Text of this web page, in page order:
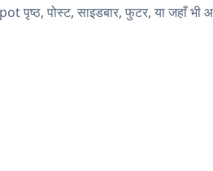
पोस्ट, साइडबार, फुटर, या जहाँ भी